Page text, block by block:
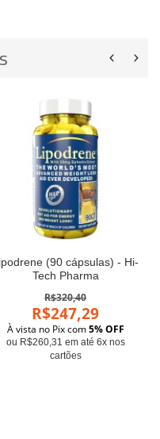
(90 cápsulas) - Hi-
Tech Pharma
R$320,40
R$247,29
À vista no Pix com5% OFF
ou R$260,31 em até 6x nos
cartões